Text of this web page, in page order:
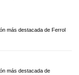
más destacada de Ferrol
más destacada de